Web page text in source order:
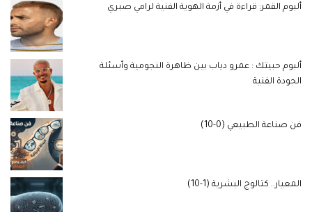
ألبوم القمر: قراءة في أزمة الهوية الفنية لرامي صبري
ألبوم حبيتك : عمرو دياب بين ظاهرة النجومية وأسئلة
الجودة الفنية
فن صناعة الطبيعي (0-10)
المعيار.. كتالوج البشرية (1-10)